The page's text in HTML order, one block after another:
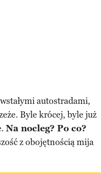
autostradami,
Byle krócej, byle już
Na nocleg? Po co?
z obojętnością mija